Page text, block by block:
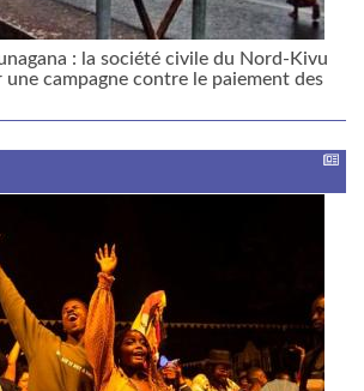
: la société civile du Nord-Kivu
une campagne contre le paiement des